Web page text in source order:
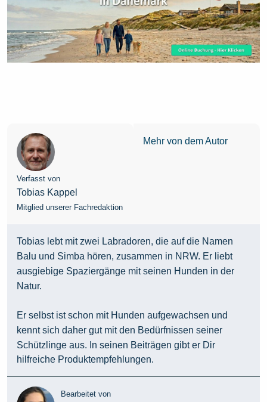
Verfasst von
Tobias Kappel
Mitglied unserer Fachredaktion
Mehr von dem Autor
Tobias lebt mit zwei Labradoren, die auf die Namen
Balu und Simba hören, zusammen in NRW. Er liebt
ausgiebige Spaziergänge mit seinen Hunden in der
Natur.
Er selbst ist schon mit Hunden aufgewachsen und
kennt sich daher gut mit den Bedürfnissen seiner
Schützlinge aus. In seinen Beiträgen gibt er Dir
hilfreiche Produktempfehlungen.
Bearbeitet von